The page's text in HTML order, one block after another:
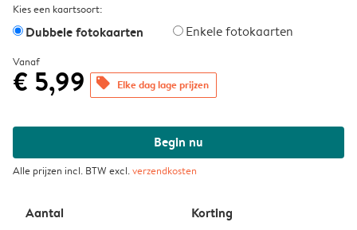
Kies een kaartsoort:
Dubbele fotokaarten Enkele fotokaarten
Vanaf
€ 5,99 offers Elke dag lage prijzen
Begin nu
Alle prijzen incl. BTW excl.verzendkosten
Aantal Korting